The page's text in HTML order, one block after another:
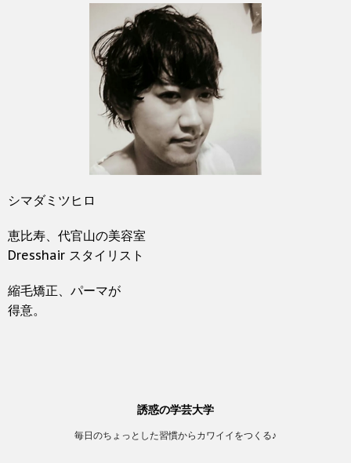
シマダミツヒロ
恵比寿、代官山の美容室
Dresshair スタイリスト
縮毛矯正、パーマが
得意。
誘惑の学芸大学
毎日のちょっとした習慣からカワイイをつくる♪